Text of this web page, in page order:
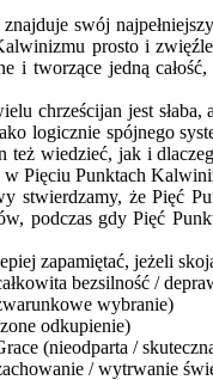
swój
prosto i
i tworzące jedną
chrześcijan jest słaba,
logicznie spójnego
też wiedzieć, jak i
w Pięciu Punktach
że Pięć
podczas gdy Pięć
zapamiętać, jeżeli
bezsilność /
wybranie)
odkupienie)
/ skuteczna
/ wytrwanie